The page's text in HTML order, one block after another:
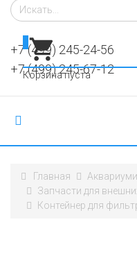
+7 (499) 245-24-56
+7 (499) 245-67-12
Корзина пуста
Главная
Запчасти для
Контейнер для